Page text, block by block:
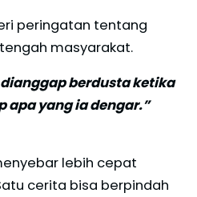
peringatan tentang
masyarakat.
berdusta ketika
apa yang ia dengar.”
lebih cepat
cerita bisa berpindah